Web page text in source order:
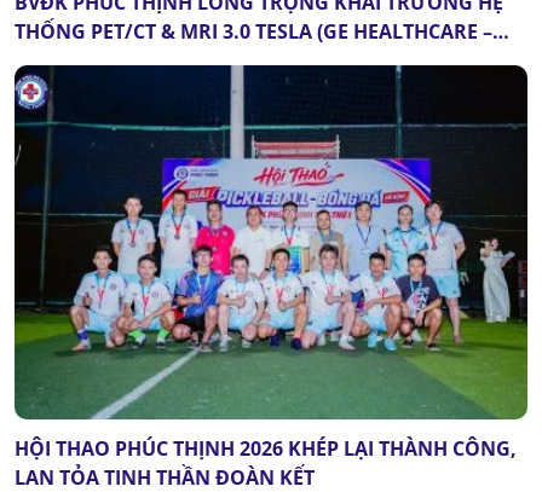
THỐNG PET/CT & MRI 3.0 TESLA (GE HEALTHCARE –
HOA KỲ): DẤU MỐC QUAN TRỌNG CỦA Y TẾ THANH
HÓA
HỘI THAO PHÚC THỊNH 2026 KHÉP LẠI THÀNH CÔNG,
LAN TỎA TINH THẦN ĐOÀN KẾT